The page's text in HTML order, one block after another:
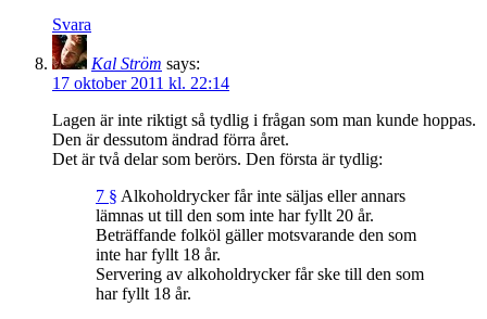
Svara
Kal Ström says:
17 oktober 2011 kl. 22:14
Lagen är inte riktigt så tydlig i frågan som man kunde hoppas.
Den är dessutom ändrad förra året.
Det är två delar som berörs. Den första är tydlig:
7 § Alkoholdrycker får inte säljas eller annars
lämnas ut till den som inte har fyllt 20 år.
Beträffande folköl gäller motsvarande den som
inte har fyllt 18 år.
Servering av alkoholdrycker får ske till den som
har fyllt 18 år.